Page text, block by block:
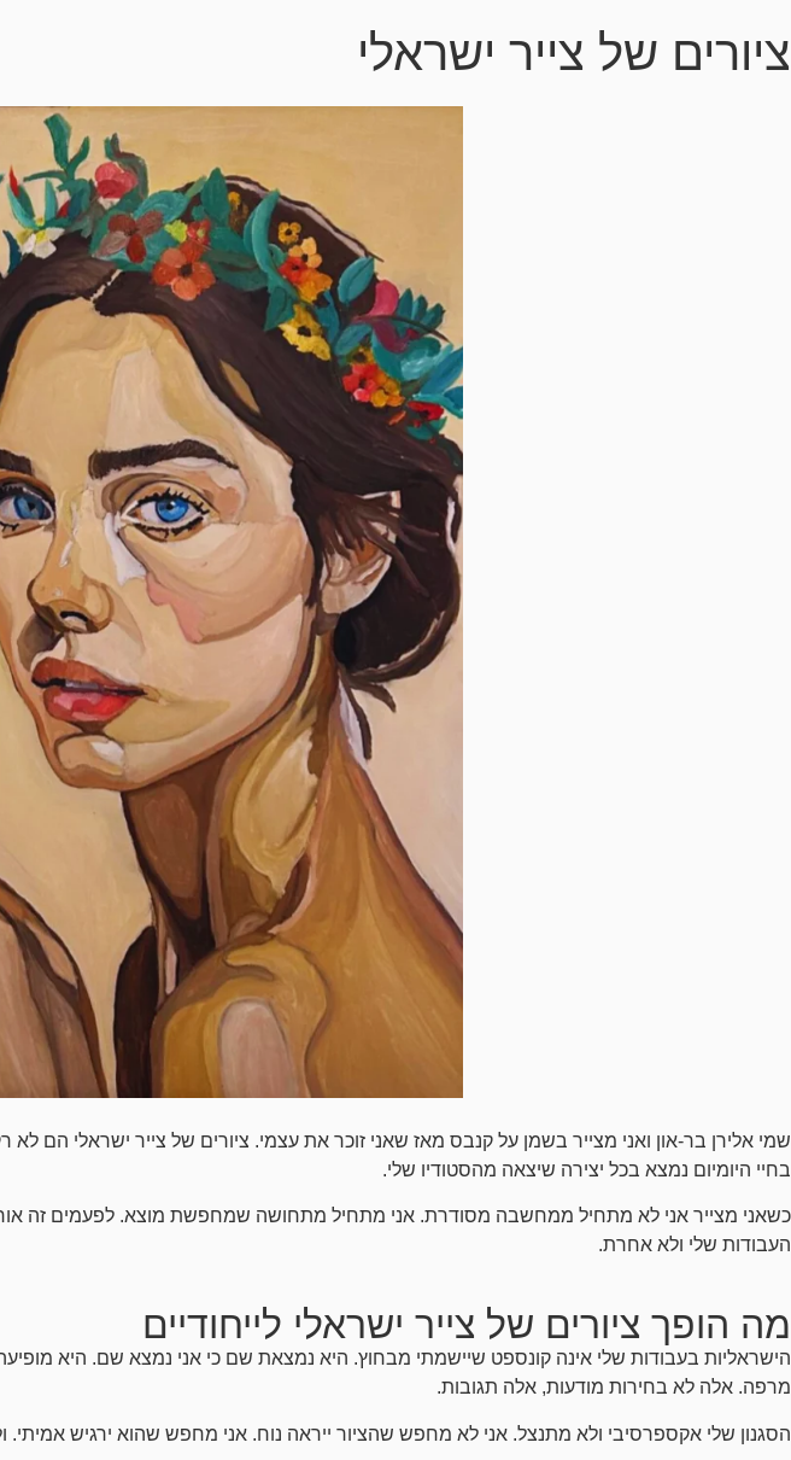
ציורים של צייר ישראלי
שמי אלירן בר-און ואני מצייר בשמן על קנבס מאז שאני זוכר את עצמי. ציורים של צייר ישראלי הם
בחיי היומיום נמצא בכל יצירה שיצאה מהסטודיו שלי.
כשאני מצייר אני לא מתחיל ממחשבה מסודרת. אני מתחיל מתחושה שמחפשת מוצא. לפעמים זה
העבודות שלי ולא אחרת.
מה הופך ציורים של צייר ישראלי לייחודיים
הישראליות בעבודות שלי אינה קונספט שיישמתי מבחוץ. היא נמצאת שם כי אני נמצא שם. היא
מרפה. אלה לא בחירות מודעות, אלה תגובות.
הסגנון שלי אקספרסיבי ולא מתנצל. אני לא מחפש שהציור ייראה נוח. אני מחפש שהוא ירגיש